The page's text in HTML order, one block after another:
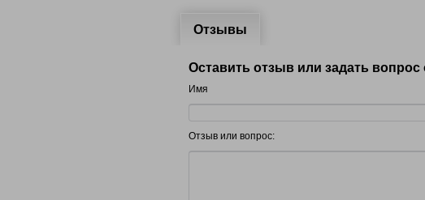
Отзывы
Оставить отзыв или задать вопрос
Имя
Отзыв или вопрос: